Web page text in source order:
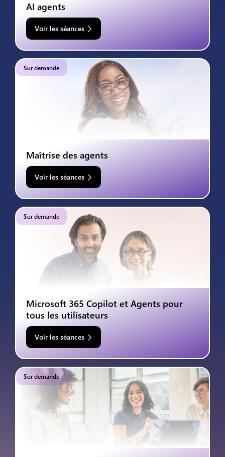
AI agents
Voir les séances
Sur demande
Maîtrise des agents
Voir les séances
Sur demande
Microsoft 365 Copilot et Agents pour
tous les utilisateurs
Voir les séances
Sur demande